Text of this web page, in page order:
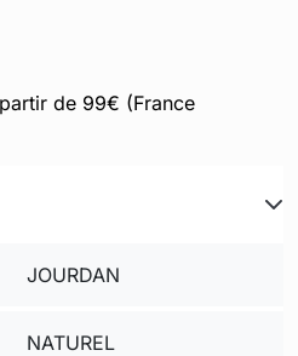
de 99€ (France
JOURDAN
NATUREL